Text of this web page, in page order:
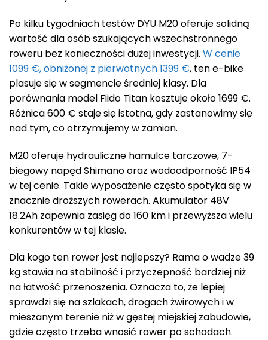
Po kilku tygodniach testów DYU M20 oferuje solidną
wartość dla osób szukających wszechstronnego
roweru bez konieczności dużej inwestycji. W cenie
1099 €, obniżonej z pierwotnych 1399 €, ten e-bike
plasuje się w segmencie średniej klasy. Dla
porównania model Fiido Titan kosztuje około 1699 €.
Różnica 600 € staje się istotna, gdy zastanowimy się
nad tym, co otrzymujemy w zamian.
M20 oferuje hydrauliczne hamulce tarczowe, 7-
biegowy napęd Shimano oraz wodoodporność IP54
w tej cenie. Takie wyposażenie często spotyka się w
znacznie droższych rowerach. Akumulator 48V
18.2Ah zapewnia zasięg do 160 km i przewyższa wielu
konkurentów w tej klasie.
Dla kogo ten rower jest najlepszy? Rama o wadze 39
kg stawia na stabilność i przyczepność bardziej niż
na łatwość przenoszenia. Oznacza to, że lepiej
sprawdzi się na szlakach, drogach żwirowych i w
mieszanym terenie niż w gęstej miejskiej zabudowie,
gdzie często trzeba wnosić rower po schodach.